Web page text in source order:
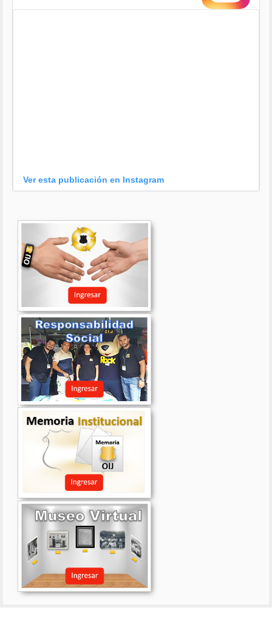
Ver esta publicación en Instagram